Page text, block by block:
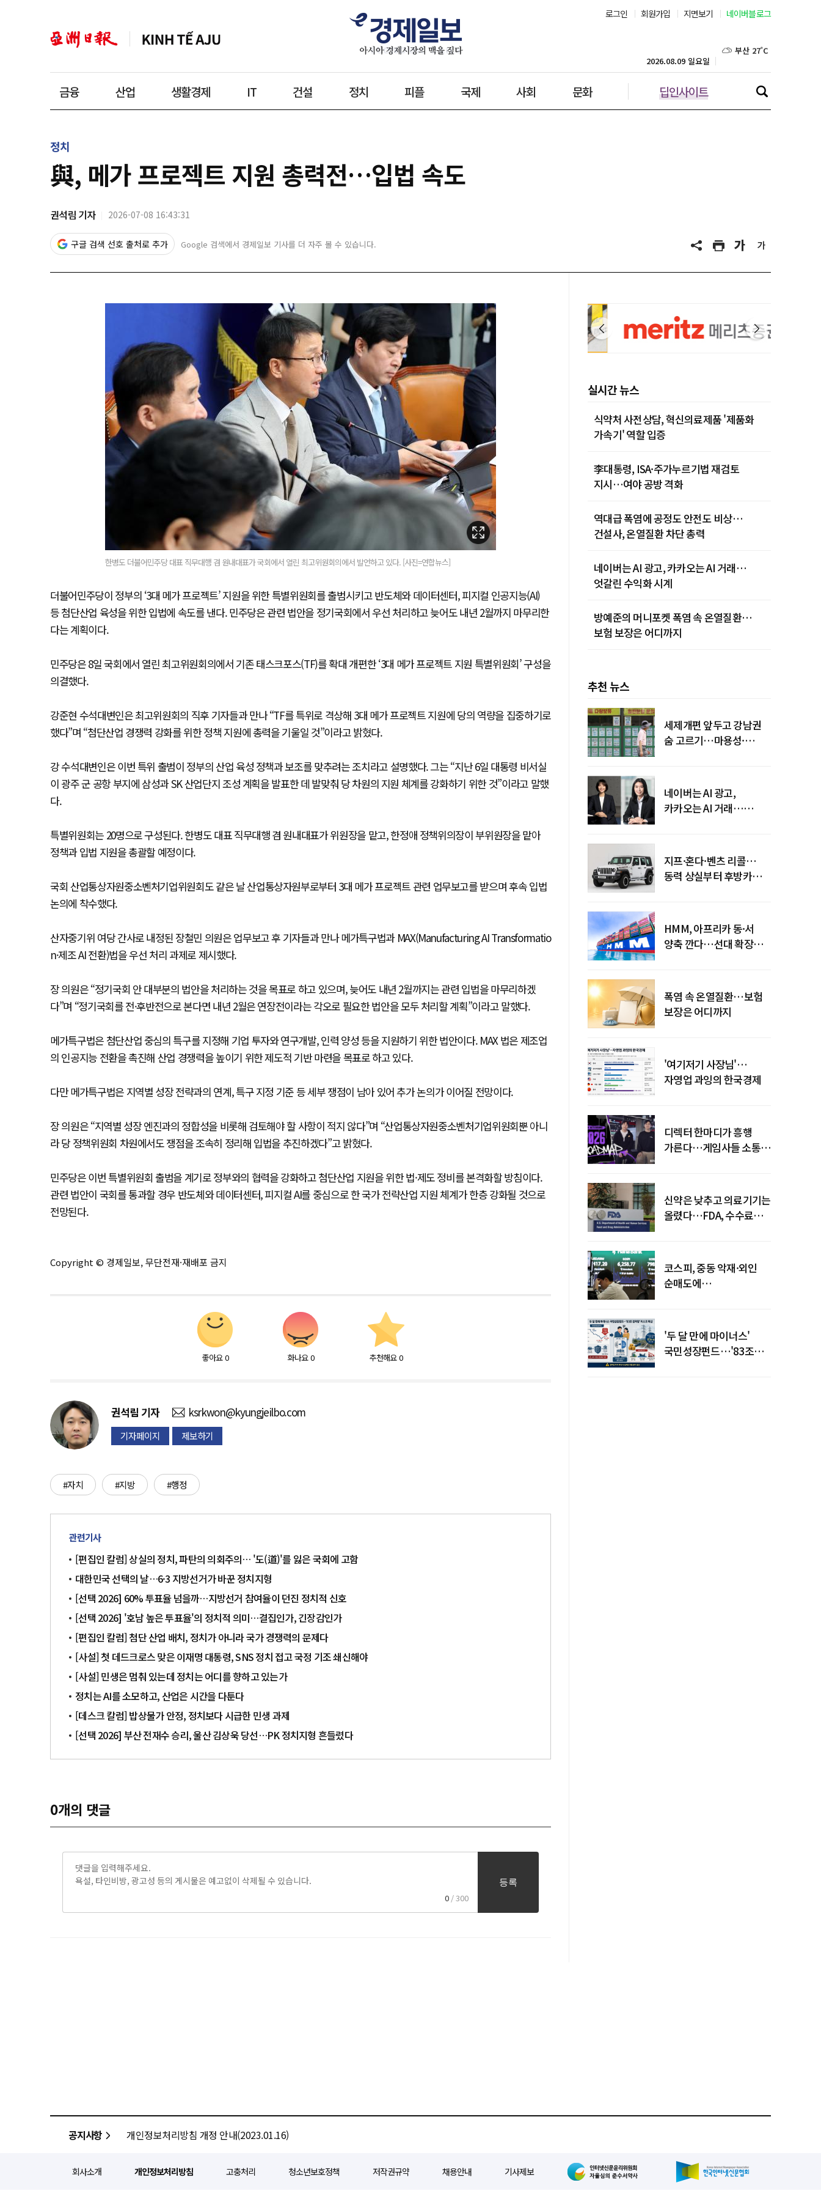
로그인 회원가입 지면보기 네이버블로그
금융 산업 생활경제 IT 건설 정치 피플 국제 사회 문화 딥인사이트
2026.08.09 일요일
인천 24˚C
제주 28˚C
정치
與, 메가 프로젝트 지원 총력전…입법 속도
권석림 기자 2026-07-08 16:43:31
구글 검색 선호 출처로 추가 Google 검색에서 경제일보 기사를 더 자주 볼 수 있습니다.
한병도 더불어민주당 대표 직무대행 겸 원내대표가 국회에서 열린 최고위원회의에서 발언하고 있다. [사진=연합뉴스]
더불어민주당이 정부의 ‘3대 메가 프로젝트’ 지원을 위한 특별위원회를 출범시키고 반도체와 데이터센터, 피지컬 인공지능(AI)
등 첨단산업 육성을 위한 입법에 속도를 낸다. 민주당은 관련 법안을 정기국회에서 우선 처리하고 늦어도 내년 2월까지 마무리한
다는 계획이다.
민주당은 8일 국회에서 열린 최고위원회의에서 기존 태스크포스(TF)를 확대 개편한 ‘3대 메가 프로젝트 지원 특별위원회’ 구성을
의결했다.
강준현 수석대변인은 최고위원회의 직후 기자들과 만나 “TF를 특위로 격상해 3대 메가 프로젝트 지원에 당의 역량을 집중하기로
했다”며 “첨단산업 경쟁력 강화를 위한 정책 지원에 총력을 기울일 것”이라고 밝혔다.
강 수석대변인은 이번 특위 출범이 정부의 산업 육성 정책과 보조를 맞추려는 조치라고 설명했다. 그는 “지난 6일 대통령 비서실
이 광주 군 공항 부지에 삼성과 SK 산업단지 조성 계획을 발표한 데 발맞춰 당 차원의 지원 체계를 강화하기 위한 것”이라고 말했
다.
특별위원회는 20명으로 구성된다. 한병도 대표 직무대행 겸 원내대표가 위원장을 맡고, 한정애 정책위의장이 부위원장을 맡아
정책과 입법 지원을 총괄할 예정이다.
국회 산업통상자원중소벤처기업위원회도 같은 날 산업통상자원부로부터 3대 메가 프로젝트 관련 업무보고를 받으며 후속 입법
논의에 착수했다.
산자중기위 여당 간사로 내정된 장철민 의원은 업무보고 후 기자들과 만나 메가특구법과 MAX(Manufacturing AI Transformatio
n·제조 AI 전환)법을 우선 처리 과제로 제시했다.
장 의원은 “정기국회 안 대부분의 법안을 처리하는 것을 목표로 하고 있으며, 늦어도 내년 2월까지는 관련 입법을 마무리하겠
다”며 “정기국회를 전·후반전으로 본다면 내년 2월은 연장전이라는 각오로 필요한 법안을 모두 처리할 계획”이라고 말했다.
메가특구법은 첨단산업 중심의 특구를 지정해 기업 투자와 연구개발, 인력 양성 등을 지원하기 위한 법안이다. MAX 법은 제조업
의 인공지능 전환을 촉진해 산업 경쟁력을 높이기 위한 제도적 기반 마련을 목표로 하고 있다.
다만 메가특구법은 지역별 성장 전략과의 연계, 특구 지정 기준 등 세부 쟁점이 남아 있어 추가 논의가 이어질 전망이다.
장 의원은 “지역별 성장 엔진과의 정합성을 비롯해 검토해야 할 사항이 적지 않다”며 “산업통상자원중소벤처기업위원회뿐 아니
라 당 정책위원회 차원에서도 쟁점을 조속히 정리해 입법을 추진하겠다”고 밝혔다.
민주당은 이번 특별위원회 출범을 계기로 정부와의 협력을 강화하고 첨단산업 지원을 위한 법·제도 정비를 본격화할 방침이다.
관련 법안이 국회를 통과할 경우 반도체와 데이터센터, 피지컬 AI를 중심으로 한 국가 전략산업 지원 체계가 한층 강화될 것으로
전망된다.
Copyright © 경제일보, 무단전재·재배포 금지
좋아요 0 화나요 0 추천해요 0
권석림 기자 ksrkwon@kyungjeilbo.com
기자페이지 제보하기
#자치 #지방 #행정
관련기사
[편집인 칼럼] 상실의 정치, 파탄의 의회주의… '도(道)'를 잃은 국회에 고함
대한민국 선택의 날…6·3 지방선거가 바꾼 정치지형
[선택 2026] 60% 투표율 넘을까…지방선거 참여율이 던진 정치적 신호
[선택 2026] '호남 높은 투표율'의 정치적 의미…결집인가, 긴장감인가
[편집인 칼럼] 첨단 산업 배치, 정치가 아니라 국가 경쟁력의 문제다
[사설] 첫 데드크로스 맞은 이재명 대통령, SNS 정치 접고 국정 기조 쇄신해야
[사설] 민생은 멈춰 있는데 정치는 어디를 향하고 있는가
정치는 AI를 소모하고, 산업은 시간을 다툰다
[데스크 칼럼] 밥상물가 안정, 정치보다 시급한 민생 과제
[선택 2026] 부산 전재수 승리, 울산 김상욱 당선…PK 정치지형 흔들렸다
0개의 댓글
0 / 300
등록
실시간 뉴스
식약처 사전상담, 혁신의료제품 '제품화
가속기' 역할 입증
李대통령, ISA·주가누르기법 재검토
지시…여야 공방 격화
역대급 폭염에 공정도 안전도 비상…
건설사, 온열질환 차단 총력
네이버는 AI 광고, 카카오는 AI 거래…
엇갈린 수익화 시계
방예준의 머니포켓 폭염 속 온열질환…
보험 보장은 어디까지
추천 뉴스
세제개편 앞두고 강남권
숨 고르기…마용성·
네이버는 AI 광고,
카카오는 AI 거래…
지프·혼다·벤츠 리콜…
동력 상실부터 후방카메라
HMM, 아프리카 동·서
양축 깐다…선대 확장
폭염 속 온열질환…보험
보장은 어디까지
'여기저기 사장님'…
자영업 과잉의 한국경제
디렉터 한마디가 흥행
가른다…게임사들 소통
신약은 낮추고 의료기기는
올렸다…FDA, 수수료
코스피, 중동 악재·외인
순매도에
'두 달 만에 마이너스'
국민성장펀드…'83조
공지사항 개인정보처리방침 개정 안내(2023.01.16)
회사소개 개인정보처리방침 고충처리 청소년보호정책 저작권규약 채용안내 기사제보